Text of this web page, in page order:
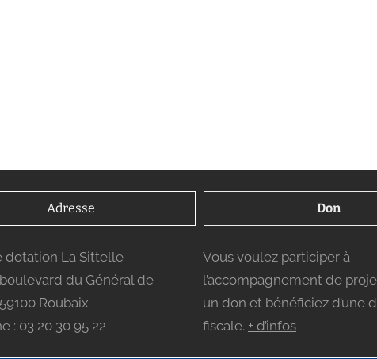
Adresse
dotation La Sittelle
du Général de
Roubaix
: 03 20 30 95 22
Don
Vous voulez participer à
l’accompagnement de
un don et bénéficiez d’une
fiscale. + d’infos